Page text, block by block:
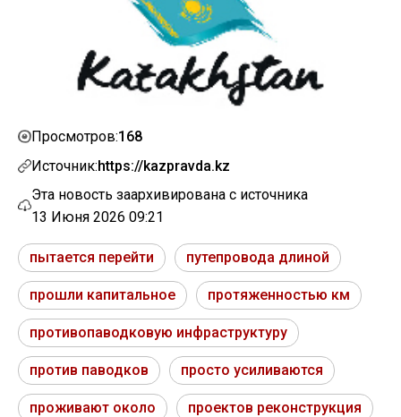
Просмотров:168
Источник:https://kazpravda.kz
Эта новость заархивирована с источника
13 Июня 2026 09:21
пытается перейти путепровода длиной
прошли капитальное протяженностью км
противопаводковую инфраструктуру
против паводков просто усиливаются
проживают около проектов реконструкция